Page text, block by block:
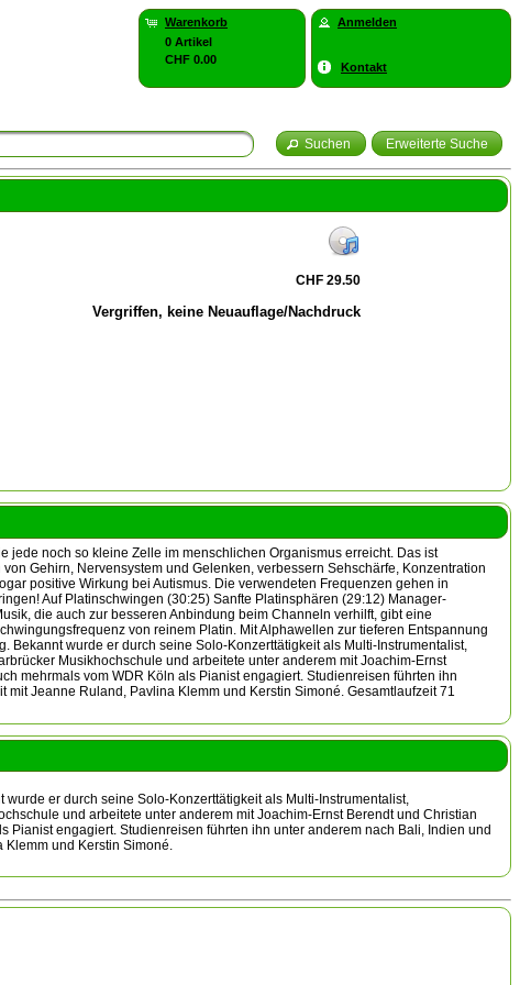
Warenkorb
0 Artikel
CHF 0.00
Anmelden
Kontakt
Suchen Erweiterte Suche
CHF 29.50
Vergriffen, keine Neuauflage/Nachdruck
jede noch so kleine Zelle im menschlichen Organismus erreicht. Das ist
Gehirn, Nervensystem und Gelenken, verbessern Sehschärfe, Konzentration
positive Wirkung bei Autismus. Die verwendeten Frequenzen gehen in
Auf Platinschwingen (30:25) Sanfte Platinsphären (29:12) Manager-
die auch zur besseren Anbindung beim Channeln verhilft, gibt eine
von reinem Platin. Mit Alphawellen zur tieferen Entspannung
wurde er durch seine Solo-Konzerttätigkeit als Multi-Instrumentalist,
Musikhochschule und arbeitete unter anderem mit Joachim-Ernst
mehrmals vom WDR Köln als Pianist engagiert. Studienreisen führten ihn
Jeanne Ruland, Pavlina Klemm und Kerstin Simoné. Gesamtlaufzeit 71
er durch seine Solo-Konzerttätigkeit als Multi-Instrumentalist,
und arbeitete unter anderem mit Joachim-Ernst Berendt und Christian
engagiert. Studienreisen führten ihn unter anderem nach Bali, Indien und
und Kerstin Simoné.